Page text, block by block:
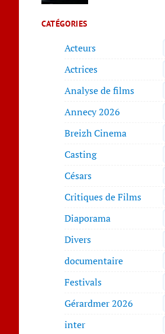
CATÉGORIES
Acteurs
Actrices
Analyse de films
Annecy 2026
Breizh Cinema
Casting
Césars
Critiques de Films
Diaporama
Divers
documentaire
Festivals
Gérardmer 2026
inter